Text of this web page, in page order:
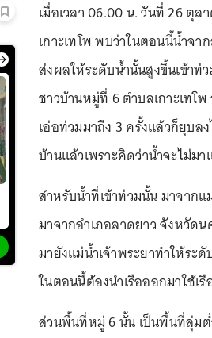
เมื่อเวลา 06.00 น. วันที่ 26 ตุ
เกาะเทโพ พบว่าในตอนนี้น้ำจ
ส่งผลให้ระดับน้ำนั้นสูงขึ้นเข้าท่
ชาวบ้านหมู่ที่ 6 ตำบลเกาะเทโ
เอ่อท่วมมาถึง 3 ครั้งแล้วก็ยุบล
บ้านแล้วเพราะคิดว่าน้ำจะไม่ม
สำหรับน้ำที่เข้าท่วมนั้น มาจาก
มาจากอำเภอลาดยาว จังหวัด
มายังแม่น้ำเจ้าพระยาทำให้ระ
ในตอนนี้ต้องนำเรือออกมาใช้
ส่วนพื้นที่หมู่ 6 นั้น เป็นพื้นที่ลุ่มต่